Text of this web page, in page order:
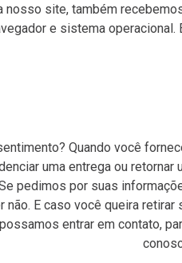
nosso site, também
e sistema
Quando você
uma entrega ou
pedimos por suas
E caso você queira
entrar em contato,